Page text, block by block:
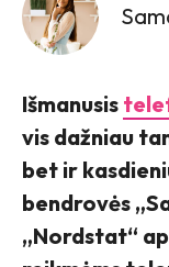
Išmanusis
vis dažniau
bet ir
bendrovės
„Nordstat“